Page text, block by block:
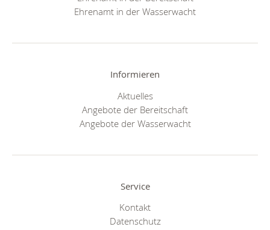
Ehrenamt in der Wasserwacht
Informieren
Aktuelles
Angebote der Bereitschaft
Angebote der Wasserwacht
Service
Kontakt
Datenschutz